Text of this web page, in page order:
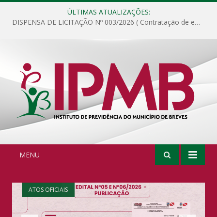
ÚLTIMAS ATUALIZAÇÕES:
DISPENSA DE LICITAÇÃO Nº 003/2026 ( Contratação de empresa para fornecimento de gêneros alimentícios não perecíveis, materiais de expediente, descartáveis, copa e cozinha, para análise e posterior publicação.)
MENU
ATOS OFICIAIS